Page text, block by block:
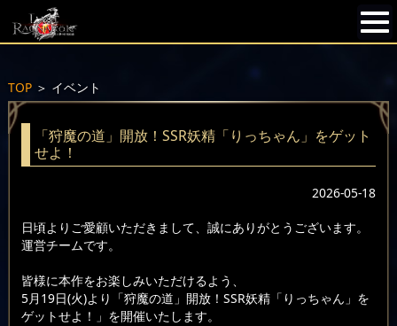
TOP＞ イベント
「狩魔の道」開放！SSR妖精「りっちゃん」をゲット
せよ！
2026-05-18
日頃よりご愛顧いただきまして、誠にありがとうございます。
運営チームです。
皆様に本作をお楽しみいただけるよう、
5月19日(火)より「狩魔の道」開放！SSR妖精「りっちゃん」を
ゲットせよ！」を開催いたします。